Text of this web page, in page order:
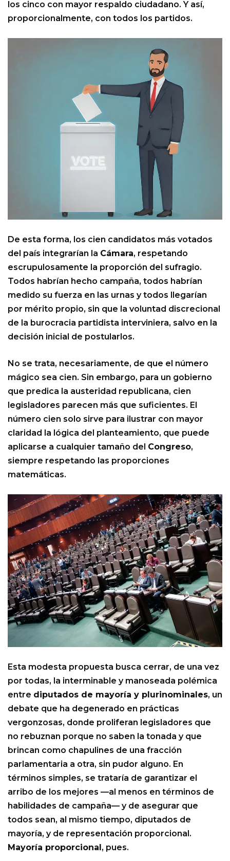
los cinco con mayor respaldo ciudadano. Y así,
proporcionalmente, con todos los partidos.
De esta forma, los cien candidatos más votados
del país integrarían la Cámara, respetando
escrupulosamente la proporción del sufragio.
Todos habrían hecho campaña, todos habrían
medido su fuerza en las urnas y todos llegarían
por mérito propio, sin que la voluntad discrecional
de la burocracia partidista interviniera, salvo en la
decisión inicial de postularlos.
No se trata, necesariamente, de que el número
mágico sea cien. Sin embargo, para un gobierno
que predica la austeridad republicana, cien
legisladores parecen más que suficientes. El
número cien solo sirve para ilustrar con mayor
claridad la lógica del planteamiento, que puede
aplicarse a cualquier tamaño del Congreso,
siempre respetando las proporciones
matemáticas.
Esta modesta propuesta busca cerrar, de una vez
por todas, la interminable y manoseada polémica
entre diputados de mayoría y plurinominales, un
debate que ha degenerado en prácticas
vergonzosas, donde proliferan legisladores que
no rebuznan porque no saben la tonada y que
brincan como chapulines de una fracción
parlamentaria a otra, sin pudor alguno. En
términos simples, se trataría de garantizar el
arribo de los mejores —al menos en términos de
habilidades de campaña— y de asegurar que
todos sean, al mismo tiempo, diputados de
mayoría, y de representación proporcional.
Mayoría proporcional , pues.